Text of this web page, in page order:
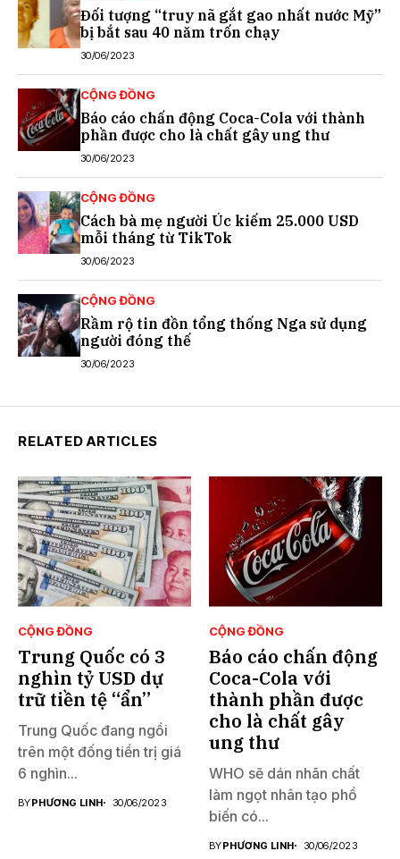
Đối tượng “truy nã gắt gao nhất nước Mỹ”
bị bắt sau 40 năm trốn chạy
30/06/2023
CỘNG ĐỒNG
Báo cáo chấn động Coca-Cola với thành
phần được cho là chất gây ung thư
30/06/2023
CỘNG ĐỒNG
Cách bà mẹ người Úc kiếm 25.000 USD
mỗi tháng từ TikTok
30/06/2023
CỘNG ĐỒNG
Rầm rộ tin đồn tổng thống Nga sử dụng
người đóng thế
30/06/2023
RELATED ARTICLES
CỘNG ĐỒNG
Trung Quốc có 3
nghìn tỷ USD dự
trữ tiền tệ “ẩn”
Trung Quốc đang ngồi
trên một đống tiền trị giá
6 nghìn...
BYPHƯƠNG LINH 30/06/2023
CỘNG ĐỒNG
Báo cáo chấn động
Coca-Cola với
thành phần được
cho là chất gây
ung thư
WHO sẽ dán nhãn chất
làm ngọt nhân tạo phổ
biến có...
BYPHƯƠNG LINH 30/06/2023